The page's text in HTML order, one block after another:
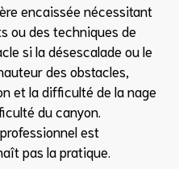
encaissée nécessitant
ou des techniques de
si la désescalade ou le
des obstacles,
et la difficulté de la nage
du canyon.
est
pas la pratique.